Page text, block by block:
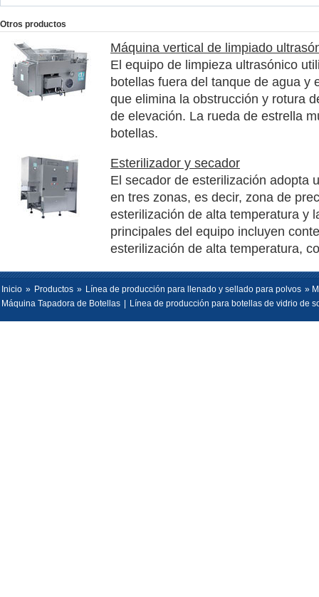
Otros productos
Máquina vertical de limpiado
El equipo de limpieza ultrasónico
botellas fuera del tanque de agua y
que elimina la obstrucción y rotura
de elevación. La rueda de estrella
botellas.
Esterilizador y secador
El secador de esterilización adopta
en tres zonas, es decir, zona de
esterilización de alta temperatura y
principales del equipo incluyen
esterilización de alta temperatura,
Inicio » Productos » Línea de producción para llenado y sellado para polvos »
Máquina Tapadora de Botellas
Línea de producción para botellas de vidrio de